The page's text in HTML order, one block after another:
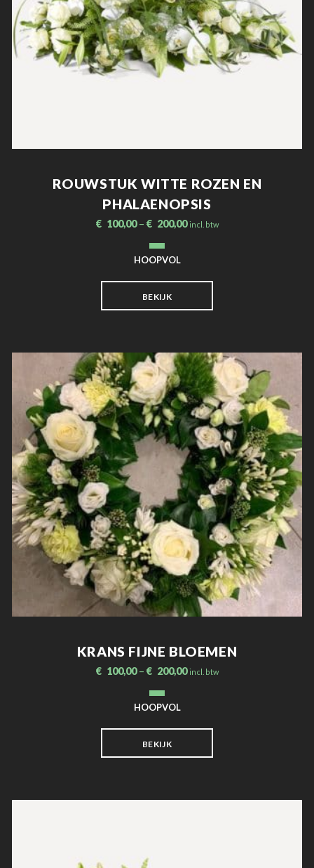
ROUWSTUK WITTE ROZEN EN
PHALAENOPSIS
€ 100,00– € 200,00 incl. btw
HOOPVOL
BEKIJK
KRANS FIJNE BLOEMEN
€ 100,00– € 200,00 incl. btw
HOOPVOL
BEKIJK